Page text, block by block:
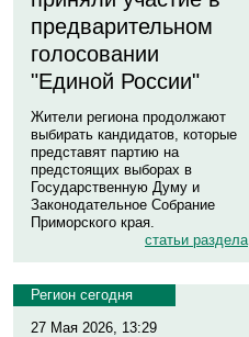
предварительном
голосовании
"Единой России"
Жители региона продолжают
выбирать кандидатов, которые
представят партию на
предстоящих выборах в
Государственную Думу и
Законодательное Собрание
Приморского края.
статьи раздела
Регион сегодня
27 Мая 2026, 13:29